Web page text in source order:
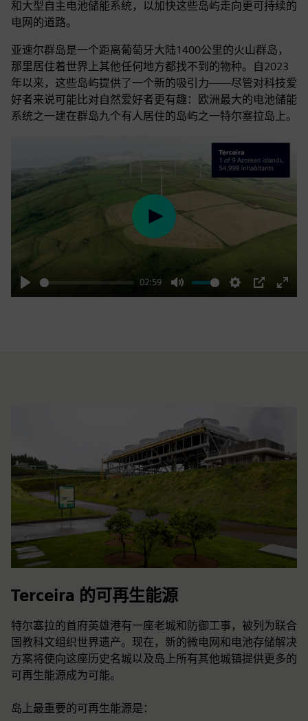
和大型自主电池储能系统，以加快这些岛屿走向更可持续的
电网的道路。
亚速尔群岛是一个距离葡萄牙大陆1400公里的火山群岛，
那里居住着世界上其他任何地方都找不到的物种。自2023
年以来，这些岛屿提供了一个新的吸引力——尽管对科技爱
好者来说可能比对自然爱好者更有趣：欧洲最大的电池储能
系统之一建在群岛九个有人居住的岛屿之一特尔塞拉岛上。
Play
02:59
Mute Settings
PIP
Enter
Play
Terceira 的可再生能源
特尔塞拉的首府英雄港有一座老城和防御工事，被列为联合
国教科文组织世界遗产。现在，新的微电网和电池存储解决
方案将使向这座历史名城以及岛上所有其他城镇提供更多的
可再生能源成为可能。
岛上最重要的可再生能源是：